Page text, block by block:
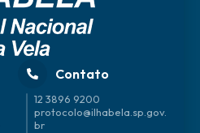
Contato
12 3896 9200
protocolo@ilhabela.sp.gov.
br